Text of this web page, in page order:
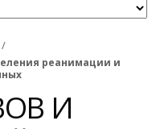
/
реанимации и
И